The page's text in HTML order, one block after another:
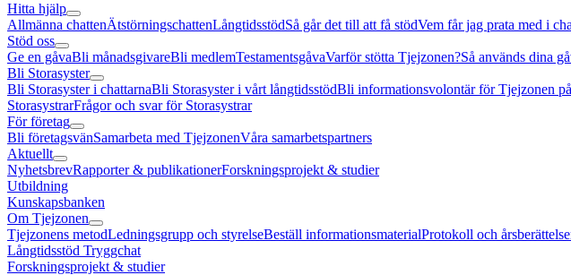
Hitta hjälp
Allmänna chattenÄtstörningschattenLångtidsstödSå går det till att få stödVem får jag prata med i
Stöd oss
Ge en gåvaBli månadsgivareBli medlemTestamentsgåvaVarför stötta Tjejzonen?Så används dina
Bli Storasyster
Bli Storasyster i chattarnaBli Storasyster i vårt långtidsstödBli informationsvolontär för Tjejzonen
StorasystrarFrågor och svar för Storasystrar
För företag
Bli företagsvänSamarbeta med TjejzonenVåra samarbetspartners
Aktuellt
NyhetsbrevRapporter & publikationerForskningsprojekt & studier
Utbildning
Kunskapsbanken
Om Tjejzonen
Tjejzonens metodLedningsgrupp och styrelseBeställ informationsmaterialProtokoll och
Långtidsstöd Tryggchat
Forskningsprojekt & studier